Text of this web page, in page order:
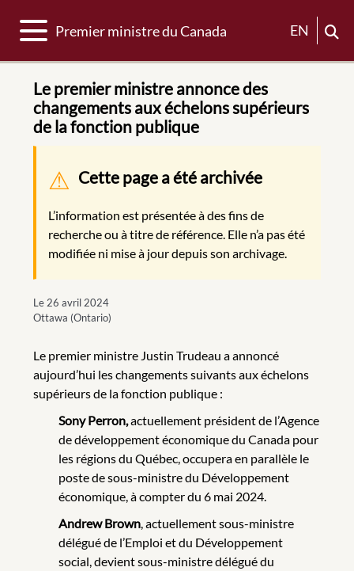
Basculer la navigation
Premier ministre du Canada EN
Le premier ministre annonce des
changements aux échelons supérieurs
de la fonction publique
Message d'avertissement
Cette page a été archivée
L’information est présentée à des fins de
recherche ou à titre de référence. Elle n’a pas été
modifiée ni mise à jour depuis son archivage.
Le 26 avril 2024
Ottawa (Ontario)
Le premier ministre Justin Trudeau a annoncé
aujourd’hui les changements suivants aux échelons
supérieurs de la fonction publique :
Sony Perron,actuellement président de l’Agence
de développement économique du Canada pour
les régions du Québec, occupera en parallèle le
poste de sous-ministre du Développement
économique, à compter du 6 mai 2024.
Andrew Brown , actuellement sous-ministre
délégué de l’Emploi et du Développement
social, devient sous-ministre délégué du